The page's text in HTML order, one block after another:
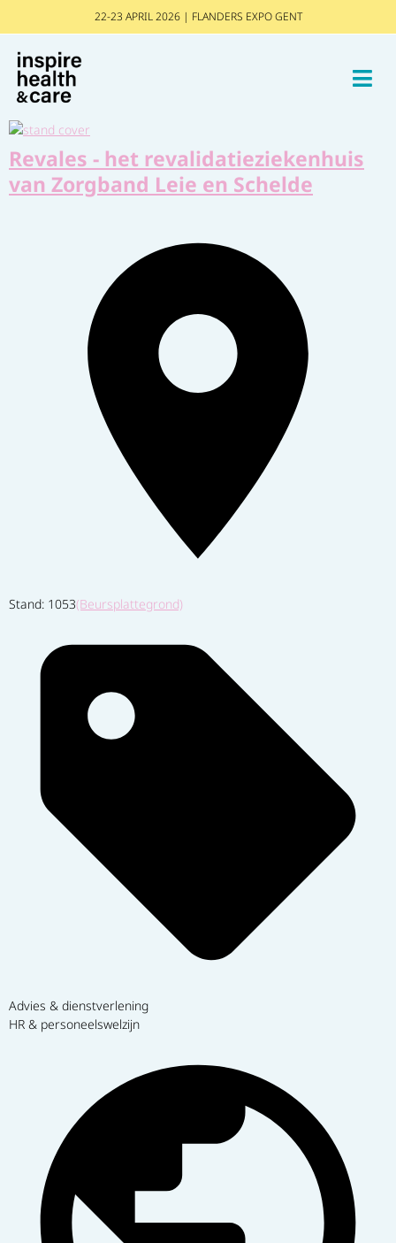
22-23 APRIL 2026 | FLANDERS EXPO GENT
Revales - het revalidatieziekenhuis
van Zorgband Leie en Schelde
Stand: 1053(Beursplattegrond)
Advies & dienstverlening
HR & personeelswelzijn